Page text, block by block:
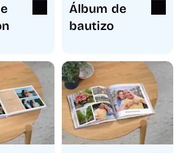
Álbum de
bautizo